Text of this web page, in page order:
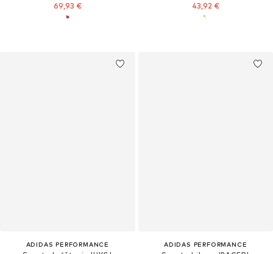
69,93 € 43,92 €
ADIDAS PERFORMANCE ADIDAS PERFORMANCE